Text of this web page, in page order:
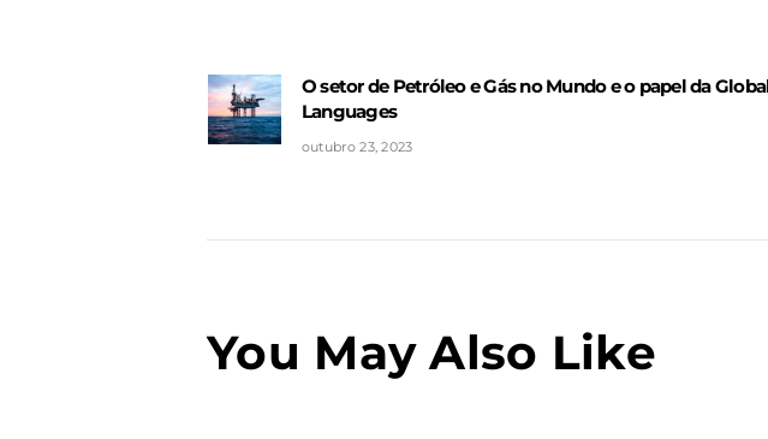
PostPrevious
post:
O setor de Petróleo e Gás no Mundo e o papel da Global
Languages
outubro 23, 2023
You May Also Like